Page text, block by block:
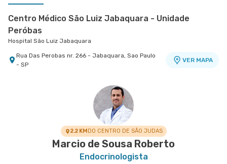
Centro Médico São Luiz Jabaquara - Unidade
Peróbas
Hospital São Luiz Jabaquara
Rua Das Perobas nr. 266 - Jabaquara, Sao Paulo
- SP
VER MAPA
Avenida Joao Barreto de Menezes nr. 677 - Vila
Santa Catarina, Sao Paulo - SP
Rua do Oratorio nr. 1369 - Mooca, Sao Paulo - SP
2.2 KMDO CENTRO DE SÃO JUDAS
Marcio de Sousa Roberto
Endocrinologista